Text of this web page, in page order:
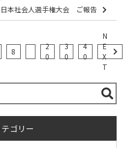
本社会人選手権大会 ご報告
8
2
0
3
0
4
0
N
E
X
T
ゴリー